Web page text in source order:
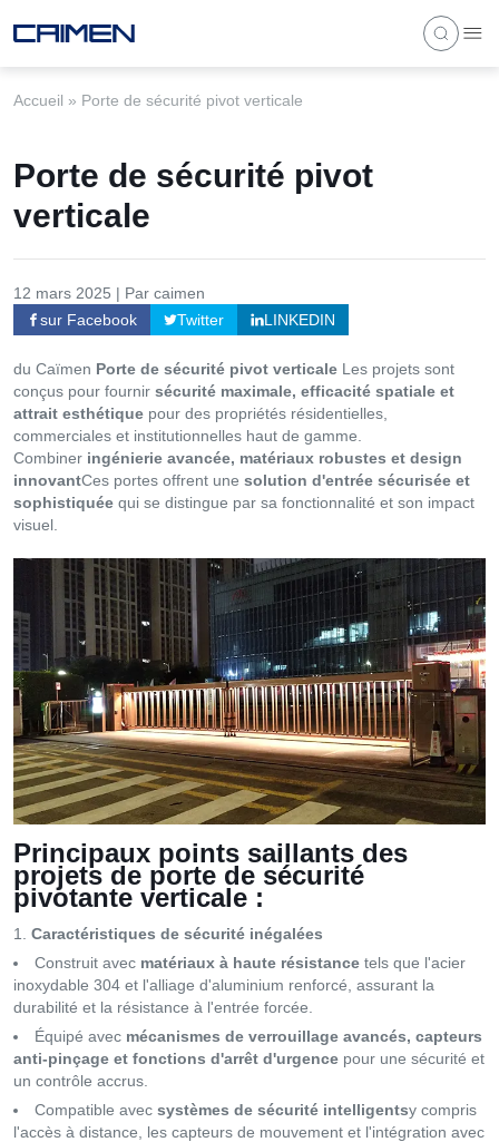
Accueil » Porte de sécurité pivot verticale
Porte de sécurité pivot
verticale
12 mars 2025 | Par caimen
sur Facebook
Twitter LINKEDIN
du Caïmen Porte de sécurité pivot verticale Les projets sont
conçus pour fournir sécurité maximale, efficacité spatiale et
attrait esthétique pour des propriétés résidentielles,
commerciales et institutionnelles haut de gamme.
Combiner ingénierie avancée, matériaux robustes et design
innovantCes portes offrent une solution d'entrée sécurisée et
sophistiquée qui se distingue par sa fonctionnalité et son impact
visuel.
Principaux points saillants des
projets de porte de sécurité
pivotante verticale :
Caractéristiques de sécurité inégalées
Construit avec matériaux à haute résistance tels que l'acier
inoxydable 304 et l'alliage d'aluminium renforcé, assurant la
durabilité et la résistance à l'entrée forcée.
Équipé avec mécanismes de verrouillage avancés, capteurs
anti-pinçage et fonctions d'arrêt d'urgence pour une sécurité et
un contrôle accrus.
Compatible avec systèmes de sécurité intelligentsy compris
l'accès à distance, les capteurs de mouvement et l'intégration avec